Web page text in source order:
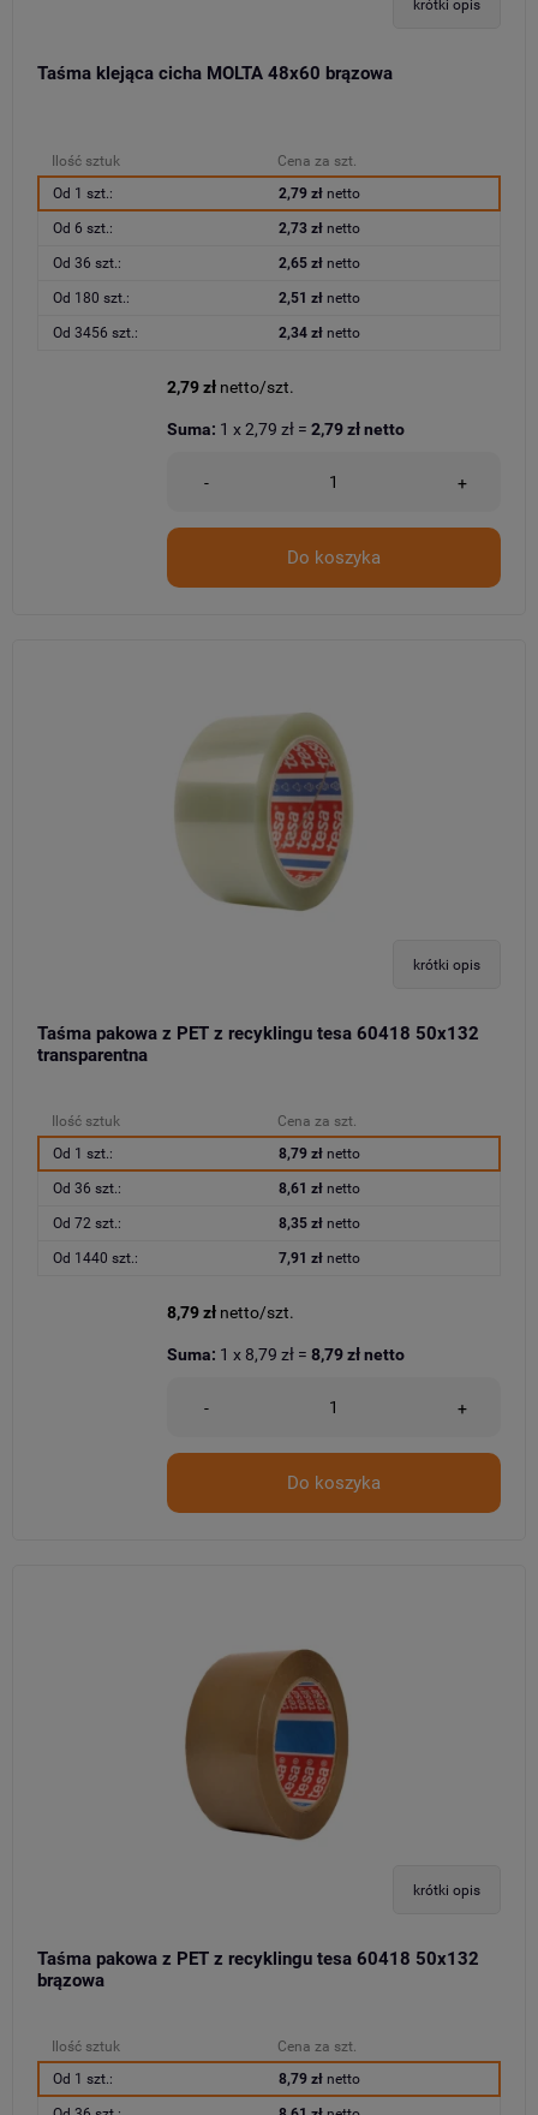
krótki opis
Taśma klejąca cicha MOLTA 48x60 brązowa
Ilość sztuk
Cena za szt.
Od 1 szt.:
2,79 złnetto
Od 6 szt.: 2,73 złnetto
Od 36 szt.: 2,65 złnetto
Od 180 szt.: 2,51 złnetto
Od 3456 szt.: 2,34 złnetto
2,79 zł netto/szt.
- +
Do koszyka
Suma: 1 x2,79 zł = 2,79 złnetto
krótki opis
Taśma pakowa z PET z recyklingu tesa 60418 50x132
transparentna
Ilość sztuk
Cena za szt.
Od 1 szt.:
8,79 złnetto
Od 36 szt.: 8,61 złnetto
Od 72 szt.: 8,35 złnetto
Od 1440 szt.: 7,91 złnetto
8,79 zł netto/szt.
- +
Do koszyka
Suma: 1 x 8,79 zł = 8,79 złnetto
krótki opis
Taśma pakowa z PET z recyklingu tesa 60418 50x132
brązowa
Ilość sztuk
Cena za szt.
Od 1 szt.:
8,79 złnetto